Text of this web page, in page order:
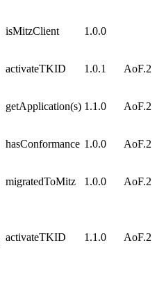
isMitzClient 1.0.0
activateTKID 1.0.1
getApplication(s) 1.1.0
hasConformance 1.0.0
migratedToMitz 1.0.0
activateTKID 1.1.0